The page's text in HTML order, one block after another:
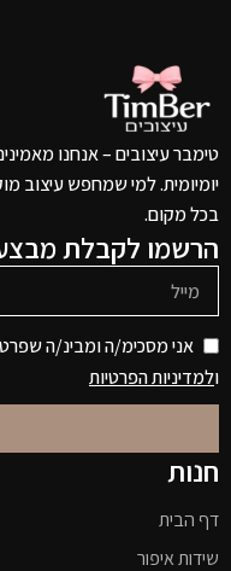
טימבר עיצובים – אנחנו
יומיומית. למי שמחפש עיצוב
בכל מקום.
הרשמו לקבלת
אני מסכימ/ה ומבינ/ה
ולמדיניות הפרטיות
חנות
דף הבית
שידות איפור